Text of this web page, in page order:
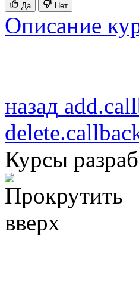
Да Нет
Описание
назад
Курсы